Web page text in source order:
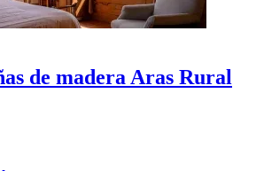
de madera Aras Rural